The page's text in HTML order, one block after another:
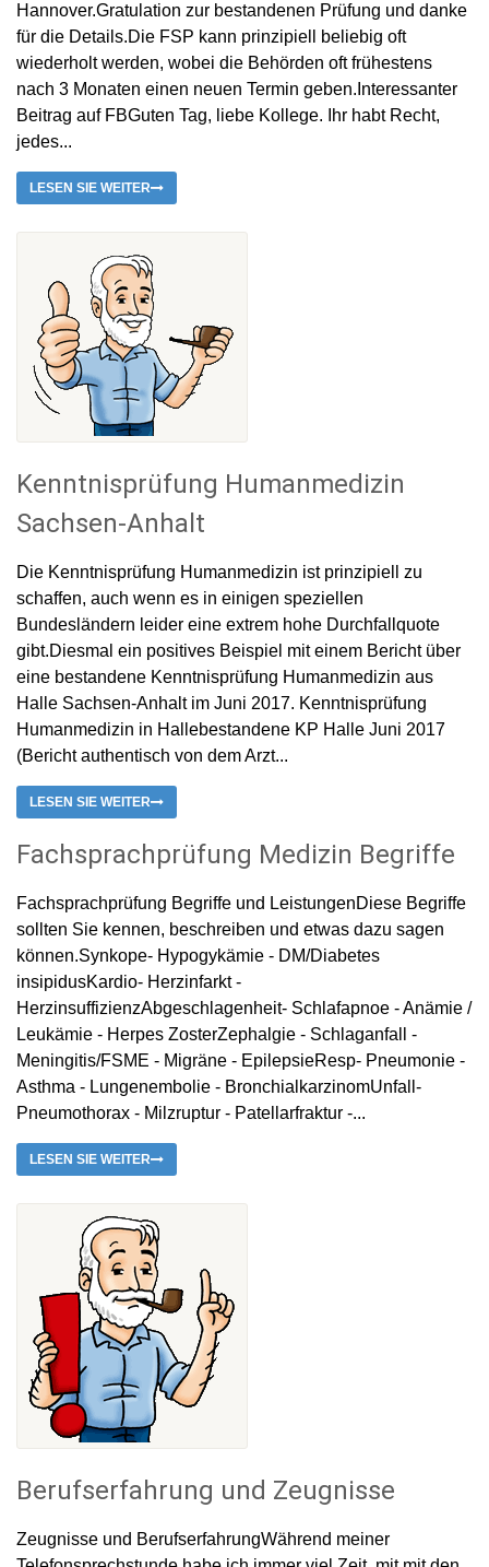
Hannover.Gratulation zur bestandenen Prüfung und danke
für die Details.Die FSP kann prinzipiell beliebig oft
wiederholt werden, wobei die Behörden oft frühestens
nach 3 Monaten einen neuen Termin geben.Interessanter
Beitrag auf FBGuten Tag, liebe Kollege. Ihr habt Recht,
jedes...
LESEN SIE WEITER
Kenntnisprüfung Humanmedizin
Sachsen-Anhalt
Die Kenntnisprüfung Humanmedizin ist prinzipiell zu
schaffen, auch wenn es in einigen speziellen
Bundesländern leider eine extrem hohe Durchfallquote
gibt.Diesmal ein positives Beispiel mit einem Bericht über
eine bestandene Kenntnisprüfung Humanmedizin aus
Halle Sachsen-Anhalt im Juni 2017. Kenntnisprüfung
Humanmedizin in Hallebestandene KP Halle Juni 2017
(Bericht authentisch von dem Arzt...
LESEN SIE WEITER
Fachsprachprüfung Medizin Begriffe
Fachsprachprüfung Begriffe und LeistungenDiese Begriffe
sollten Sie kennen, beschreiben und etwas dazu sagen
können.Synkope- Hypogykämie - DM/Diabetes
insipidusKardio- Herzinfarkt -
HerzinsuffizienzAbgeschlagenheit- Schlafapnoe - Anämie /
Leukämie - Herpes ZosterZephalgie - Schlaganfall -
Meningitis/FSME - Migräne - EpilepsieResp- Pneumonie -
Asthma - Lungenembolie - BronchialkarzinomUnfall-
Pneumothorax - Milzruptur - Patellarfraktur -...
LESEN SIE WEITER
Berufserfahrung und Zeugnisse
Zeugnisse und BerufserfahrungWährend meiner